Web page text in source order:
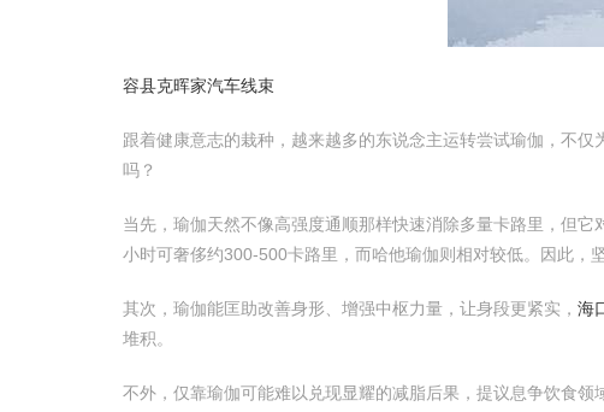
容县克晖家汽车线束
跟着健康意志的栽种，越来越多的东说念主运转尝试瑜伽，不
吗？
当先，瑜伽天然不像高强度通顺那样快速消除多量卡路里，但
小时可奢侈约300-500卡路里，而哈他瑜伽则相对较低。因此，
其次，瑜伽能匡助改善身形、增强中枢力量，让身段更紧实， 海
堆积。
不外，仅靠瑜伽可能难以兑现显耀的减脂后果，提议息争饮食